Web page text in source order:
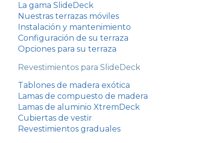
La gama SlideDeck
Nuestras terrazas móviles
Instalación y mantenimiento
Configuración de su terraza
Opciones para su terraza
Revestimientos para SlideDeck
Tablones de madera exótica
Lamas de compuesto de madera
Lamas de aluminio XtremDeck
Cubiertas de vestir
Revestimientos graduales